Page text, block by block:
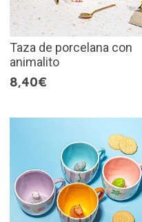
Taza de porcelana con
animalito
8,40€